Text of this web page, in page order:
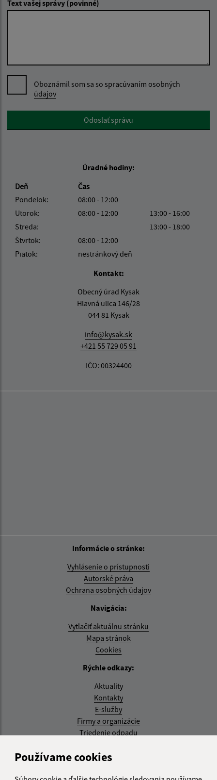
Používame cookies
Text vašej správy (povinné)
Oboznámil som sa so spracúvaním osobných
údajov
Google reCaptcha ResponseOdoslať správu
Úradné hodiny:
Deň
Čas
Pondelok:
08:00 - 12:00
Utorok:
08:00 - 12:00
13:00 - 16:00
Streda:
13:00 - 18:00
Štvrtok:
08:00 - 12:00
Piatok:
nestránkový deň
Kontakt:
Obecný úrad Kysak
Hlavná ulica 146/28
044 81 Kysak
info@kysak.sk
+421 55 729 05 91
IČO: 00324400
Informácie o stránke:
Vyhlásenie o prístupnosti
Autorské práva
Ochrana osobných údajov
Navigácia:
Vytlačiť aktuálnu stránku
Mapa stránok
Cookies
Rýchle odkazy:
Aktuality
Kontakty
E-služby
Firmy a organizácie
Triedenie odpadu
Aktualizované: